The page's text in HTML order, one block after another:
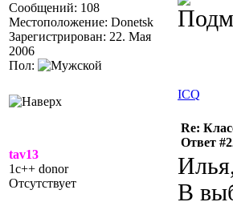
Сообщений: 108
Местоположение: Donetsk
Зарегистрирован: 22. Мая
2006
Пол:
ICQ
tav13
1c++ donor
Отсутствует
Re:
Ответ
В